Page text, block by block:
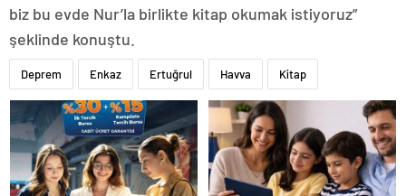
biz bu evde Nur’la birlikte kitap okumak istiyoruz”
şeklinde konuştu.
Deprem Enkaz Ertuğrul Havva Kitap